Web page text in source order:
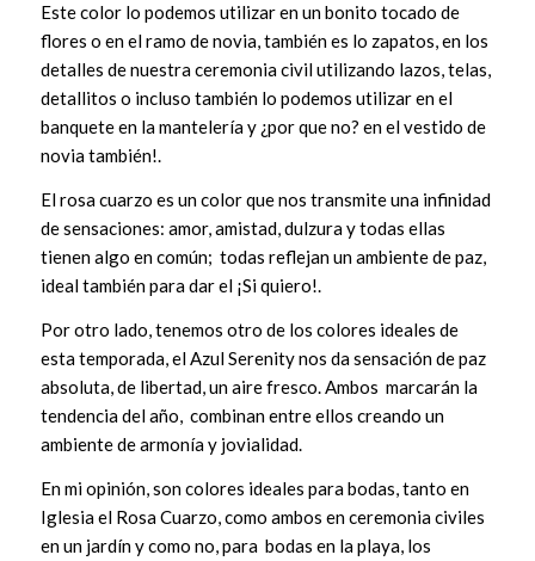
Este color lo podemos utilizar en un bonito tocado de
flores o en el ramo de novia, también es lo zapatos, en los
detalles de nuestra ceremonia civil utilizando lazos, telas,
detallitos o incluso también lo podemos utilizar en el
banquete en la mantelería y ¿por que no? en el vestido de
novia también!.
El rosa cuarzo es un color que nos transmite una infinidad
de sensaciones: amor, amistad, dulzura y todas ellas
tienen algo en común; todas reflejan un ambiente de paz,
ideal también para dar el ¡Si quiero!.
Por otro lado, tenemos otro de los colores ideales de
esta temporada, el Azul Serenity nos da sensación de paz
absoluta, de libertad, un aire fresco. Ambos marcarán la
tendencia del año, combinan entre ellos creando un
ambiente de armonía y jovialidad.
En mi opinión, son colores ideales para bodas, tanto en
Iglesia el Rosa Cuarzo, como ambos en ceremonia civiles
en un jardín y como no, para bodas en la playa, los